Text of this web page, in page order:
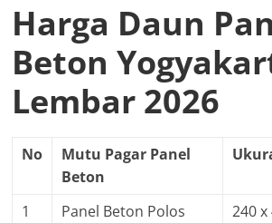
Harga Daun
Beton
Lembar 2026
No
Mutu Pagar Panel
Beton
1
Panel Beton Polos
240 x